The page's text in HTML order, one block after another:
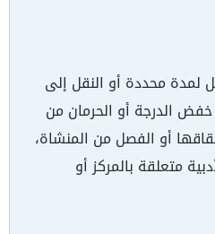
لمدة محددة أو النقل إلى
الدرجة أو الحرمان من
أو الفصل من المنشاة،
متعلقة بالمركز أو